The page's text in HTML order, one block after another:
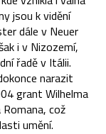
jsou k vidění
dále v Neuer
i v Nizozemí,
řadě v Itálii.
narazit
grant Wilhelma
což
umění.